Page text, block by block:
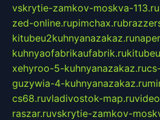
vskrytie-zamkov-moskva-113.ru
zed-online.rupimchax.ru
kitubeu2kuhnyanazakaz.ru
kuhnyaofabrikaufabrik.ru
xehyroo-5-kuhnyanazakaz.ru
guzywia-4-kuhnyanazakaz.ru
cs68.ruvladivostok-map.ru
raszar.ruvskrytie-zamkov-